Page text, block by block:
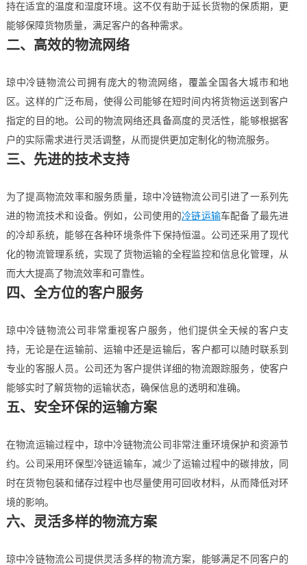
持在适宜的温度和湿度环境。这不仅有助于延长货物的保质期，更
能够保障货物质量，满足客户的各种需求。
二、高效的物流网络
琼中冷链物流公司拥有庞大的物流网络，覆盖全国各大城市和地
区。这样的广泛布局，使得公司能够在短时间内将货物运送到客户
指定的目的地。公司的物流网络还具备高度的灵活性，能够根据客
户的实际需求进行灵活调整，从而提供更加定制化的物流服务。
三、先进的技术支持
为了提高物流效率和服务质量，琼中冷链物流公司引进了一系列先
进的物流技术和设备。例如，公司使用的冷链运输车配备了最先进
的冷却系统，能够在各种环境条件下保持恒温。公司还采用了现代
化的物流管理系统，实现了货物运输的全程监控和信息化管理，从
而大大提高了物流效率和可靠性。
四、全方位的客户服务
琼中冷链物流公司非常重视客户服务，他们提供全天候的客户支
持，无论是在运输前、运输中还是运输后，客户都可以随时联系到
专业的客服人员。公司还为客户提供详细的物流跟踪服务，使客户
能够实时了解货物的运输状态，确保信息的透明和准确。
五、安全环保的运输方案
在物流运输过程中，琼中冷链物流公司非常注重环境保护和资源节
约。公司采用环保型冷链运输车，减少了运输过程中的碳排放，同
时在货物包装和储存过程中也尽量使用可回收材料，从而降低对环
境的影响。
六、灵活多样的物流方案
琼中冷链物流公司提供灵活多样的物流方案，能够满足不同客户的